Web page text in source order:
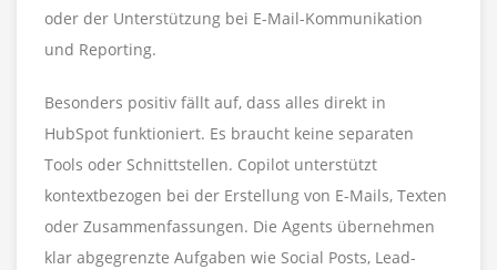
oder der Unterstützung bei E-Mail-Kommunikation
und Reporting.
Besonders positiv fällt auf, dass alles direkt in
HubSpot funktioniert. Es braucht keine separaten
Tools oder Schnittstellen. Copilot unterstützt
kontextbezogen bei der Erstellung von E-Mails, Texten
oder Zusammenfassungen. Die Agents übernehmen
klar abgegrenzte Aufgaben wie Social Posts, Lead-